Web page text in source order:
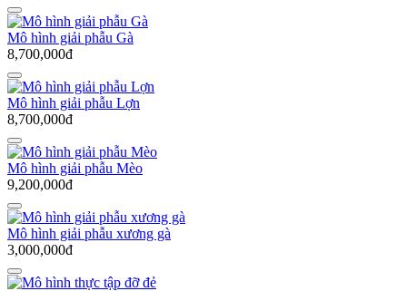
Mô hình giải phẫu Gà
8,700,000đ
Mô hình giải phẫu Lợn
8,700,000đ
Mô hình giải phẫu Mèo
9,200,000đ
Mô hình giải phẫu xương gà
3,000,000đ